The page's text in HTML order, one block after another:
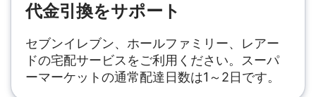
代金引換をサポート
セブンイレブン、ホールファミリー、レアー
ドの宅配サービスをご利用ください。スーパ
ーマーケットの通常配達日数は1～2日です。